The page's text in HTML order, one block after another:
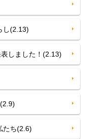
(2.13)
しました！(2.13)
ち(2.6)